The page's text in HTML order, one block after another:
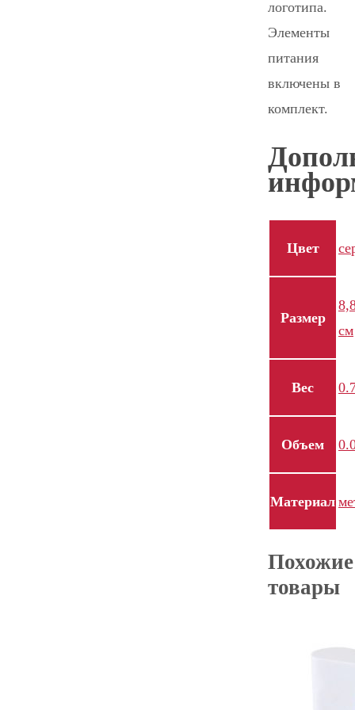
логотипа.
Элементы
питания
включены в
комплект.
Цвет
Размер
см
Вес
Объем
Материал
Похожие
товары